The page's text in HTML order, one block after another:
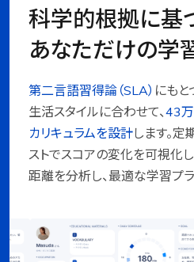
科学的根拠に基
あなただけの学
第二言語習得論（SLA） にもと
生活スタイルに合わせて、43
カリキュラムを設計します。
ストでスコアの変化を可視化
距離を分析し、最適な学習プ